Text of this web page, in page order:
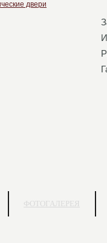
ФОТОГАЛЕРЕЯ